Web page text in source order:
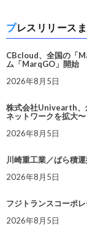
プレスリリース
CBcloud、全国の「
ム「MarqGO」開始
2026年8月5日
株式会社Univearth、
ネットワークを拡大〜
2026年8月5日
川崎重工業／ばら積
2026年8月5日
フジトランスコーポ
2026年8月5日